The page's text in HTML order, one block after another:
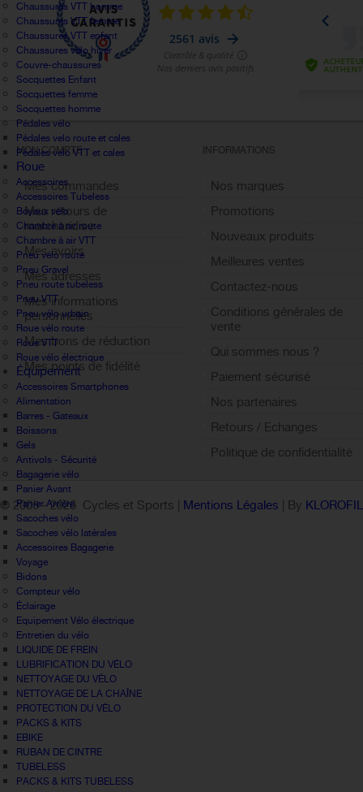
Chaussures VTT homme
Chaussures VTT femme
Chaussures VTT enfant
Chaussures vélo hiver
Couvre-chaussures
Socquettes Enfant
Socquettes femme
Socquettes homme
Pédales vélo
Pédales velo route et cales
Pédales velo VTT et cales
Roue
Accessoires
Accessoires Tubeless
Boyaux vélo
Chambre à air route
Chambre à air VTT
Pneu vélo route
Pneu Gravel
Pneu route tubeless
Pneu VTT
Pneu vélo urbain
Roue vélo route
Roue VTT
Roue vélo électrique
Équipement
Accessoires Smartphones
Alimentation
Barres - Gateaux
Boissons
Gels
Antivols - Sécurité
Bagagerie vélo
Panier Avant
Panier Arrière
Sacoches vélo
Sacoches vélo latérales
Accessoires Bagagerie
Voyage
Bidons
Compteur vélo
Éclairage
Equipement Vélo électrique
Entretien du vélo
LIQUIDE DE FREIN
LUBRIFICATION DU VÉLO
NETTOYAGE DU VÉLO
NETTOYAGE DE LA CHAÎNE
PROTECTION DU VÉLO
PACKS & KITS
EBIKE
RUBAN DE CINTRE
TUBELESS
PACKS & KITS TUBELESS
MON COMPTE
Mes commandes
Mes retours de
marchandise
Mes avoirs
Mes adresses
Mes informations
personnelles
Mes bons de réduction
Mes points de fidélité
Sign out
INFORMATIONS
Nos marques
Promotions
Nouveaux produits
Meilleures ventes
Contactez-nous
Conditions générales de
vente
Qui sommes nous ?
Paiement sécurisé
Nos partenaires
Retours / Echanges
Politique de confidentialité
© 2005 -2026 Cycles et Sports | Mentions Légales | By